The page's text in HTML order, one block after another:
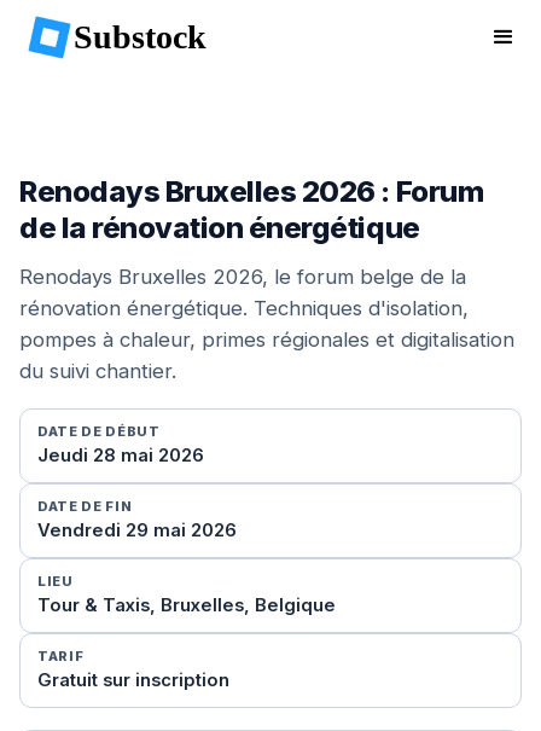
Substock
Renodays Bruxelles 2026 : Forum
de la rénovation énergétique
Renodays Bruxelles 2026, le forum belge de la
rénovation énergétique. Techniques d'isolation,
pompes à chaleur, primes régionales et digitalisation
du suivi chantier.
DATE DE DÉBUT
Jeudi 28 mai 2026
DATE DE FIN
Vendredi 29 mai 2026
LIEU
Tour & Taxis, Bruxelles, Belgique
TARIF
Gratuit sur inscription